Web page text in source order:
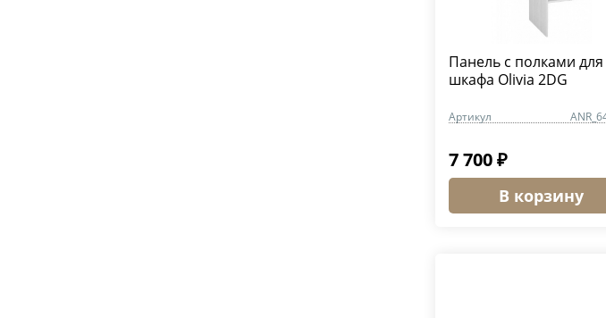
Панель с полками для
шкафа Olivia 2DG
Артикул
7 700 ₽
В корзину